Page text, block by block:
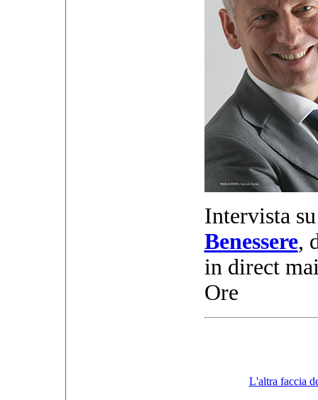
Intervista
Benessere,
in direct
Ore
L'altra faccia